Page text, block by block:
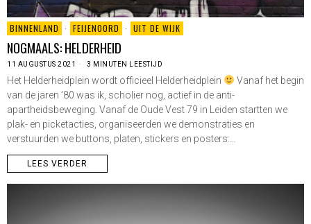
BINNENLAND · FEIJENOORD · UIT DE WIJK
NOGMAALS: HELDERHEID
11 AUGUSTUS 2021 3 MINUTEN LEESTIJD
Het Helderheidplein wordt officieel Helderheidplein
Vanaf het begin
van de jaren ’80 was ik, scholier nog, actief in de anti-
apartheidsbeweging. Vanaf de Oude Vest 79 in Leiden startten we
plak- en picketacties, organiseerden we demonstraties en
verstuurden we buttons, platen, stickers en posters:…
LEES VERDER